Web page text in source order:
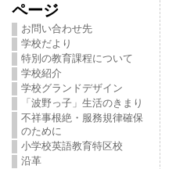
ページ
お問い合わせ先
学校だより
特別の教育課程について
学校紹介
学校グランドデザイン
「波野っ子」生活のきまり
不祥事根絶・服務規律確保
のために
小学校英語教育特区校
沿革